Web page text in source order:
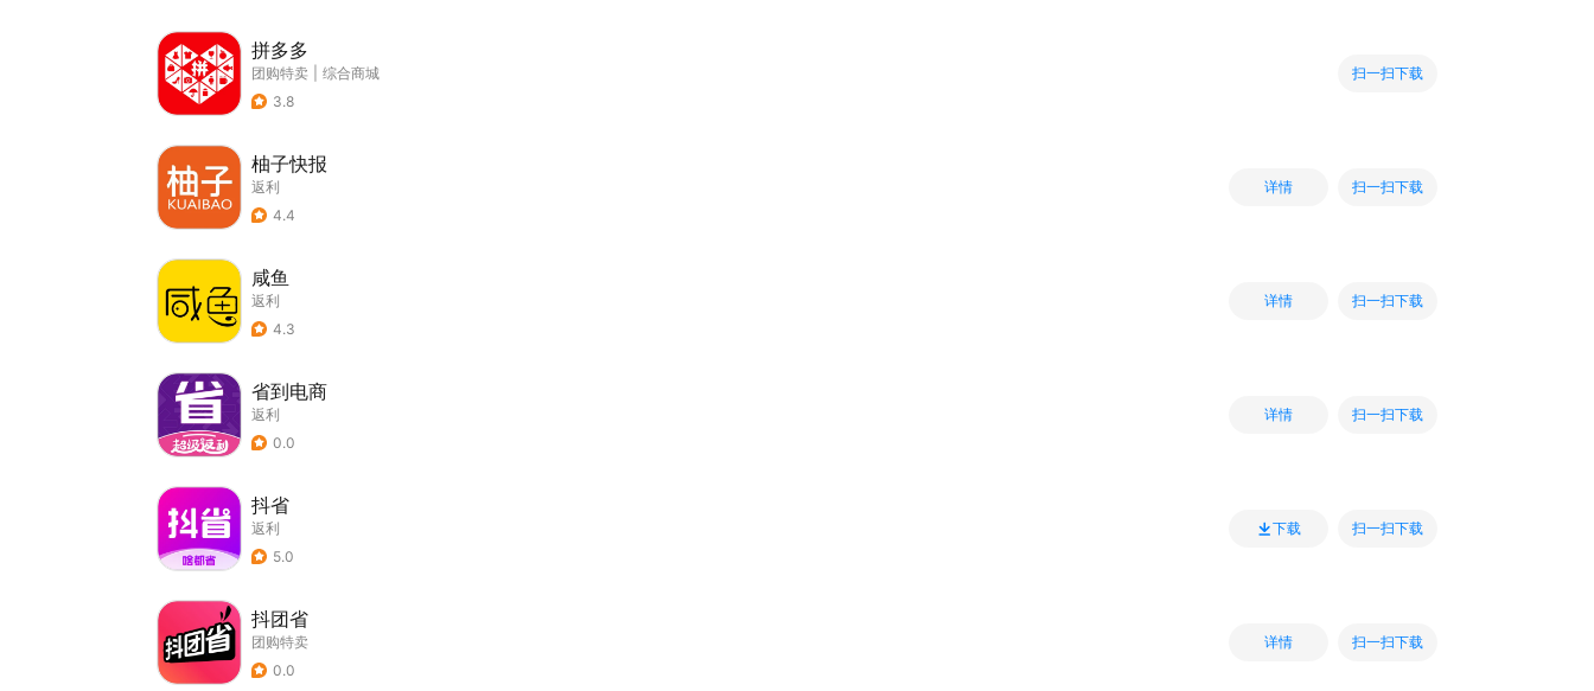
拼多多
团购特卖
综合商城
3.8
扫一扫下载
柚子快报
返利
4.4
详情 扫一扫下载
咸鱼
返利
4.3
详情 扫一扫下载
省到电商
返利
0.0
详情 扫一扫下载
抖省
返利
5.0
下载 扫一扫下载
抖团省
团购特卖
0.0
详情 扫一扫下载